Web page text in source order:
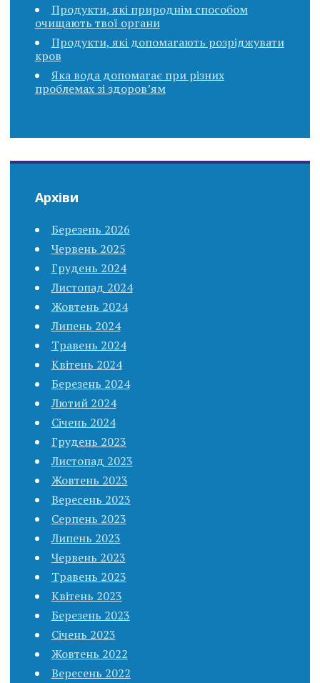
Продукти, які природнім способом
очищають твої органи
Продукти, які допомагають розріджувати
кров
Яка вода допомагає при різних
проблемах зі здоров’ям
Архіви
Березень 2026
Червень 2025
Грудень 2024
Листопад 2024
Жовтень 2024
Липень 2024
Травень 2024
Квітень 2024
Березень 2024
Лютий 2024
Січень 2024
Грудень 2023
Листопад 2023
Жовтень 2023
Вересень 2023
Серпень 2023
Липень 2023
Червень 2023
Травень 2023
Квітень 2023
Березень 2023
Січень 2023
Жовтень 2022
Вересень 2022